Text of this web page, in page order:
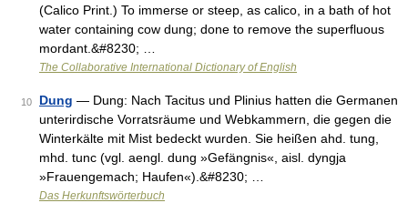
(Calico Print.) To immerse or steep, as calico, in a bath of hot
water containing cow dung; done to remove the superfluous
mordant.&#8230; …
The Collaborative International Dictionary of English
10 Dung — Dung: Nach Tacitus und Plinius hatten die Germanen
unterirdische Vorratsräume und Webkammern, die gegen die
Winterkälte mit Mist bedeckt wurden. Sie heißen ahd. tung,
mhd. tunc (vgl. aengl. dung »Gefängnis«, aisl. dyngja
»Frauengemach; Haufen«).&#8230; …
Das Herkunftswörterbuch